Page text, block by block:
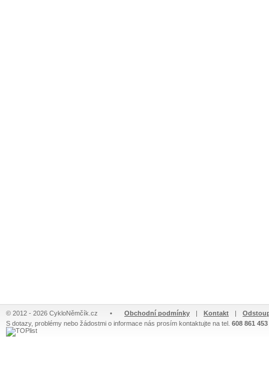
© 2012 - 2026 CykloNěmčík.cz • Obchodní podmínky | Kontakt |
S dotazy, problémy nebo žádostmi o informace nás prosím kontaktujte na tel. 608 861 453